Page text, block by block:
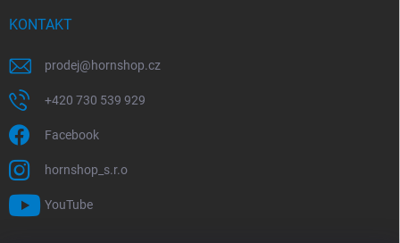
KONTAKT
prodej@hornshop.cz
+420 730 539 929
Facebook
hornshop_s.r.o
YouTube